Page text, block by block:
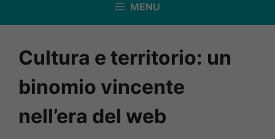
MENU
Cultura e territorio: un
binomio vincente
nell’era del web